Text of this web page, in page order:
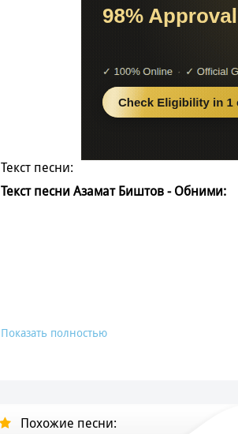
Текст песни:
Текст песни Азамат Биштов - Обними:
Показать полностью
Похожие песни: